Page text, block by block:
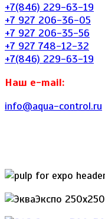
+7(846) 229-63-19
+7 927 206-36-05
+7 927 206-35-56
+7 927 748-12-32
+7(846) 229-63-19
Наш e-mail:
info@aqua-control.ru